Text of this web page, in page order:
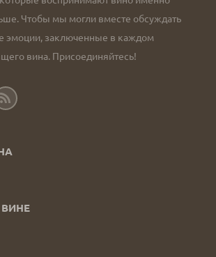
Чтобы мы могли вместе обсуждать
эмоции, заключенные в каждом
вина. Присоединяйтесь!